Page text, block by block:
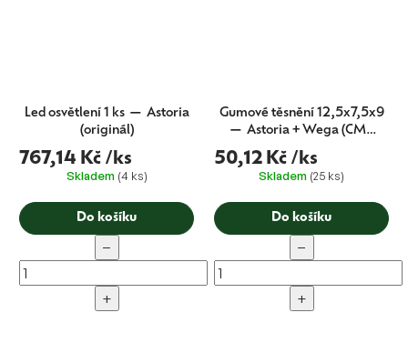
Led osvětlení 1 ks — Astoria
(originál)
767,14 Kč /ks
Skladem (4 ks)
Do košíku
−
+
Gumové těsnění 12,5x7,5x9
— Astoria + Wega (CMA
originál)
50,12 Kč /ks
Skladem (25 ks)
Do košíku
−
+